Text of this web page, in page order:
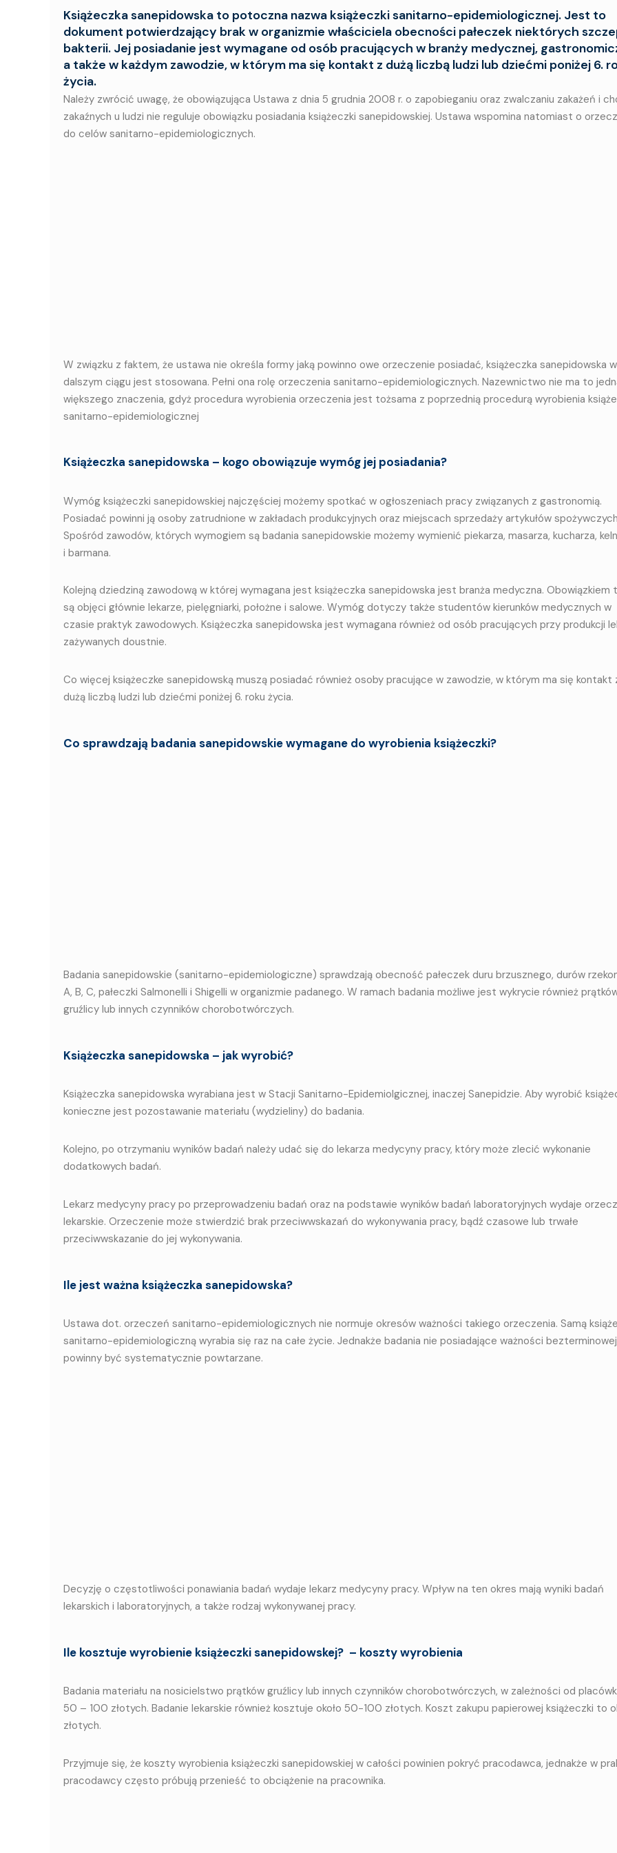
Książeczka sanepidowska to potoczna nazwa książeczki sanitarno-epidemiologicznej. Jest to
dokument potwierdzający brak w organizmie właściciela obecności pałeczek niektórych
bakterii. Jej posiadanie jest wymagane od osób pracujących w branży medycznej,
a także w każdym zawodzie, w którym ma się kontakt z dużą liczbą ludzi lub dziećmi poniżej 6.
życia.
Należy zwrócić uwagę, że obowiązująca Ustawa z dnia 5 grudnia 2008 r. o zapobieganiu oraz zwalczaniu zakażeń i
zakaźnych u ludzi nie reguluje obowiązku posiadania książeczki sanepidowskiej. Ustawa wspomina natomiast o
do celów sanitarno-epidemiologicznych.
W związku z faktem, że ustawa nie określa formy jaką powinno owe orzeczenie posiadać, książeczka sanepidowska w
dalszym ciągu jest stosowana. Pełni ona rolę orzeczenia sanitarno-epidemiologicznych. Nazewnictwo nie ma to
większego znaczenia, gdyż procedura wyrobienia orzeczenia jest tożsama z poprzednią procedurą wyrobienia
sanitarno-epidemiologicznej
Książeczka sanepidowska – kogo obowiązuje wymóg jej posiadania?
Wymóg książeczki sanepidowskiej najczęściej możemy spotkać w ogłoszeniach pracy związanych z gastronomią.
Posiadać powinni ją osoby zatrudnione w zakładach produkcyjnych oraz miejscach sprzedaży artykułów
Spośród zawodów, których wymogiem są badania sanepidowskie możemy wymienić piekarza, masarza, kucharza,
i barmana.
Kolejną dziedziną zawodową w której wymagana jest książeczka sanepidowska jest branża medyczna. Obowiązkiem
są objęci głównie lekarze, pielęgniarki, położne i salowe. Wymóg dotyczy także studentów kierunków medycznych w
czasie praktyk zawodowych. Książeczka sanepidowska jest wymagana również od osób pracujących przy produkcji
zażywanych doustnie.
Co więcej książeczke sanepidowską muszą posiadać również osoby pracujące w zawodzie, w którym ma się kontakt
dużą liczbą ludzi lub dziećmi poniżej 6. roku życia.
Co sprawdzają badania sanepidowskie wymagane do wyrobienia książeczki?
Badania sanepidowskie (sanitarno-epidemiologiczne) sprawdzają obecność pałeczek duru brzusznego, durów
A, B, C, pałeczki Salmonelli i Shigelli w organizmie padanego. W ramach badania możliwe jest wykrycie również
gruźlicy lub innych czynników chorobotwórczych.
Książeczka sanepidowska – jak wyrobić?
Książeczka sanepidowska wyrabiana jest w Stacji Sanitarno-Epidemiolgicznej, inaczej Sanepidzie. Aby wyrobić
konieczne jest pozostawanie materiału (wydzieliny) do badania.
Kolejno, po otrzymaniu wyników badań należy udać się do lekarza medycyny pracy, który może zlecić wykonanie
dodatkowych badań.
Lekarz medycyny pracy po przeprowadzeniu badań oraz na podstawie wyników badań laboratoryjnych wydaje
lekarskie. Orzeczenie może stwierdzić brak przeciwwskazań do wykonywania pracy, bądź czasowe lub trwałe
przeciwwskazanie do jej wykonywania.
Ile jest ważna książeczka sanepidowska?
Ustawa dot. orzeczeń sanitarno-epidemiologicznych nie normuje okresów ważności takiego orzeczenia. Samą
sanitarno-epidemiologiczną wyrabia się raz na całe życie. Jednakże badania nie posiadające ważności
powinny być systematycznie powtarzane.
Decyzję o częstotliwości ponawiania badań wydaje lekarz medycyny pracy. Wpływ na ten okres mają wyniki badań
lekarskich i laboratoryjnych, a także rodzaj wykonywanej pracy.
Ile kosztuje wyrobienie książeczki sanepidowskej? – koszty wyrobienia
Badania materiału na nosicielstwo prątków gruźlicy lub innych czynników chorobotwórczych, w zależności od
50 – 100 złotych. Badanie lekarskie również kosztuje około 50-100 złotych. Koszt zakupu papierowej książeczki to
złotych.
Przyjmuje się, że koszty wyrobienia książeczki sanepidowskiej w całości powinien pokryć pracodawca, jednakże w
pracodawcy często próbują przenieść to obciążenie na pracownika.